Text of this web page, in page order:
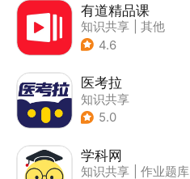
有道精品课
知识共享
其他
4.6
医考拉
知识共享
5.0
学科网
知识共享
作业题库